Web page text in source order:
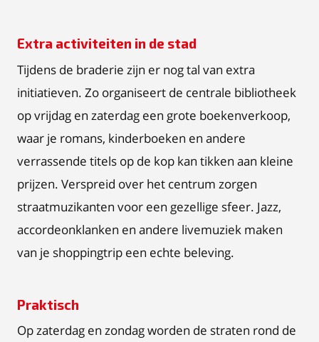
Extra activiteiten in de stad
Tijdens de braderie zijn er nog tal van extra
initiatieven. Zo organiseert de centrale bibliotheek
op vrijdag en zaterdag een grote boekenverkoop,
waar je romans, kinderboeken en andere
verrassende titels op de kop kan tikken aan kleine
prijzen. Verspreid over het centrum zorgen
straatmuzikanten voor een gezellige sfeer. Jazz,
accordeonklanken en andere livemuziek maken
van je shoppingtrip een echte beleving.
Praktisch
Op zaterdag en zondag worden de straten rond de